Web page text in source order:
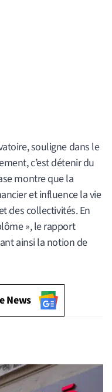
souligne dans le
c’est détenir du
montre que la
et influence la vie
des collectivités. En
», le rapport
ainsi la notion de
News